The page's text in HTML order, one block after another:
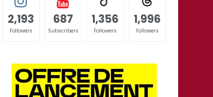
2,193
Followers
687
Subscribers
1,356
Followers
1,996
Followers